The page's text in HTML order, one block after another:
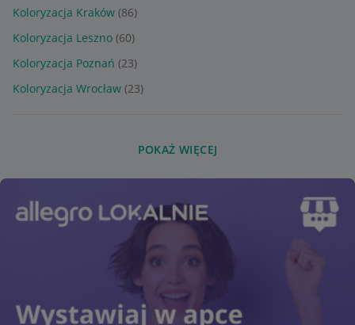
Koloryzacja Kraków (86)
Koloryzacja Leszno (60)
Koloryzacja Poznań (23)
Koloryzacja Wrocław (23)
POKAŻ WIĘCEJ